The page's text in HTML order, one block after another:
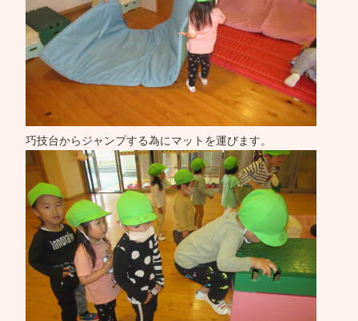
巧技台からジャンプする為にマットを運びます。